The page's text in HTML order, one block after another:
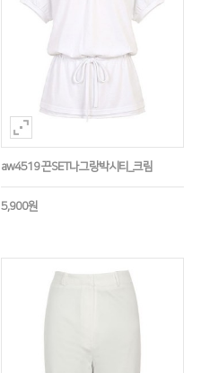
aw4519 끈SET나그랑박시티_크림
5,900원